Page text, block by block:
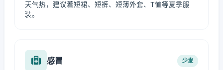
天气热，建议着短裙、短裤、短薄外套、T恤等夏季服
装。
感冒 少发